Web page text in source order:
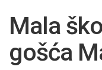
Mala
gošća